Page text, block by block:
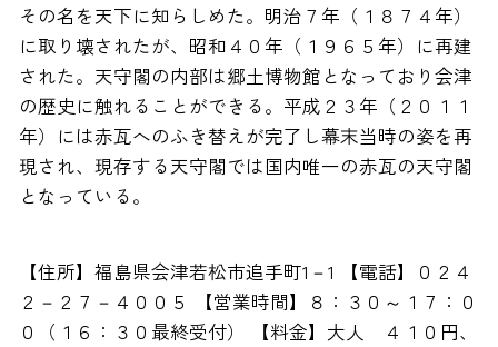
その名を天下に知らしめた。明治７年（１８７４年）
に取り壊されたが、昭和４０年（１９６５年）に再建
された。天守閣の内部は郷土博物館となっており会津
の歴史に触れることができる。平成２３年（２０１１
年）には赤瓦へのふき替えが完了し幕末当時の姿を再
現され、現存する天守閣では国内唯一の赤瓦の天守閣
となっている。
【住所】福島県会津若松市追手町1－1 【電話】０２４
２－２７－４００５ 【営業時間】８：３０～１７：０
０（１６：３０最終受付） 【料金】大人 ４１０円、